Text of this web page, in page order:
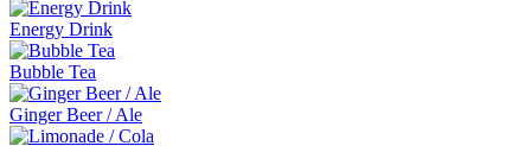
Energy Drink
Bubble Tea
Ginger Beer / Ale